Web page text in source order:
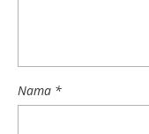
Nama *